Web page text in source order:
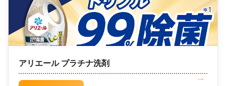
アリエール プラチナ洗剤